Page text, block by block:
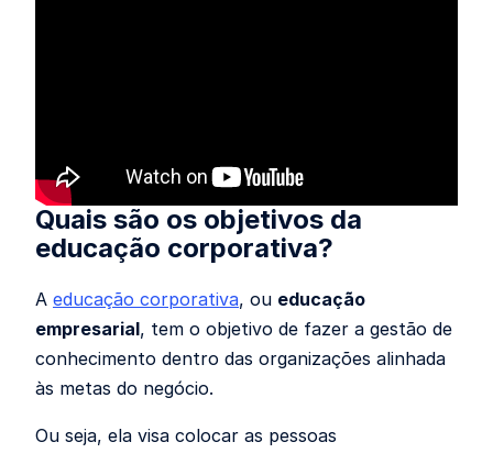
Quais são os objetivos da
educação corporativa?
A educação corporativa, ou educação
empresarial, tem o objetivo de fazer a gestão de
conhecimento dentro das organizações alinhada
às metas do negócio.
Ou seja, ela visa colocar as pessoas